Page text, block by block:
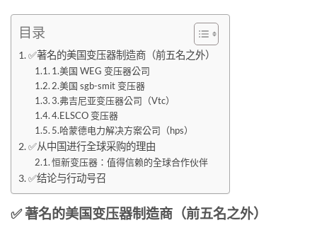
目录
✅著名的美国变压器制造商（前五名之外）
1.美国 WEG 变压器公司
2.美国 sgb-smit 变压器
3.弗吉尼亚变压器公司（Vtc）
4.ELSCO 变压器
5.哈蒙德电力解决方案公司（hps）
✅从中国进行全球采购的理由
恒新变压器：值得信赖的全球合作伙伴
✅结论与行动号召
✅ 著名的美国变压器制造商（前五名之外）